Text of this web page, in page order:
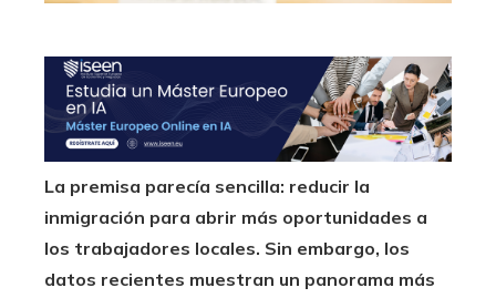
La premisa parecía sencilla: reducir la
inmigración para abrir más oportunidades a
los trabajadores locales. Sin embargo, los
datos recientes muestran un panorama más